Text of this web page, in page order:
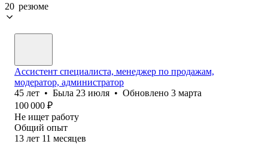
20 резюме
Ассистент специалиста, менеджер по продажам,
модератор, администратор
45 лет • Была 23 июля • Обновлено 3 марта
100 000 ₽
Не ищет работу
Общий опыт
13 лет 11 месяцев